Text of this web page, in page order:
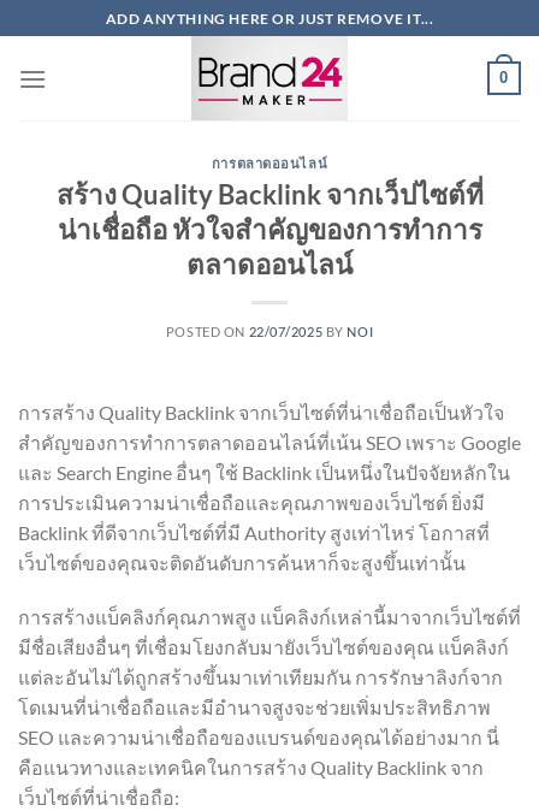
ไป
ADD ANYTHING HERE OR JUST REMOVE IT...
0
การตลาดออนไลน์
สร้าง Quality Backlink จากเว็ปไซต์ที่
น่าเชื่อถือ หัวใจสำคัญของการทำการ
ตลาดออนไลน์
POSTED ON 22/07/2025 BY NOI
การสร้าง Quality Backlink จากเว็บไซต์ที่น่าเชื่อถือเป็นหัวใจ
สำคัญของการทำการตลาดออนไลน์ที่เน้น SEO เพราะ Google
และ Search Engine อื่นๆ ใช้ Backlink เป็นหนึ่งในปัจจัยหลักใน
การประเมินความน่าเชื่อถือและคุณภาพของเว็บไซต์ ยิ่งมี
Backlink ที่ดีจากเว็บไซต์ที่มี Authority สูงเท่าไหร่ โอกาสที่
เว็บไซต์ของคุณจะติดอันดับการค้นหาก็จะสูงขึ้นเท่านั้น
การสร้างแบ็คลิงก์คุณภาพสูง แบ็คลิงก์เหล่านี้มาจากเว็บไซต์ที่
มีชื่อเสียงอื่นๆ ที่เชื่อมโยงกลับมายังเว็บไซต์ของคุณ แบ็คลิงก์
แต่ละอันไม่ได้ถูกสร้างขึ้นมาเท่าเทียมกัน การรักษาลิงก์จาก
โดเมนที่น่าเชื่อถือและมีอำนาจสูงจะช่วยเพิ่มประสิทธิภาพ
SEO และความน่าเชื่อถือของแบรนด์ของคุณได้อย่างมาก นี่
คือแนวทางและเทคนิคในการสร้าง Quality Backlink จาก
เว็บไซต์ที่น่าเชื่อถือ: